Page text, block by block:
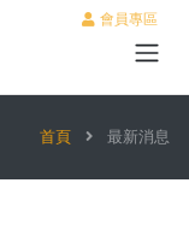
會員專區
首頁 最新消息